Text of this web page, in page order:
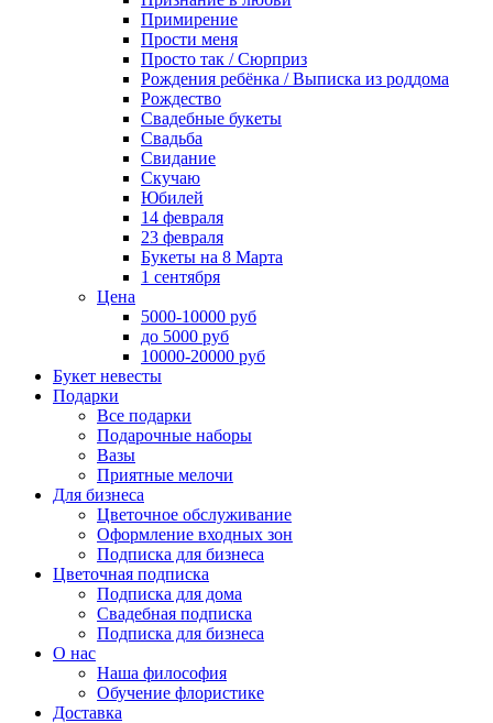
Примирение
Прости меня
Просто так / Сюрприз
Рождения ребёнка / Выписка из роддома
Рождество
Свадебные букеты
Свадьба
Свидание
Скучаю
Юбилей
14 февраля
23 февраля
Букеты на 8 Марта
1 сентября
Цена
5000-10000 руб
до 5000 руб
10000-20000 руб
Букет невесты
Подарки
Все подарки
Подарочные наборы
Вазы
Приятные мелочи
Для бизнеса
Цветочное обслуживание
Оформление входных зон
Подписка для бизнеса
Цветочная подписка
Подписка для дома
Свадебная подписка
Подписка для бизнеса
О нас
Наша философия
Обучение флористике
Доставка